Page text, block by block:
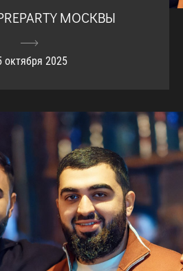
МОСКВЫ
октября 2025